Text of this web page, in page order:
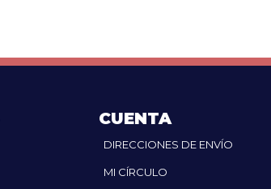
CUENTA
DIRECCIONES DE ENVÍO
MI CÍRCULO